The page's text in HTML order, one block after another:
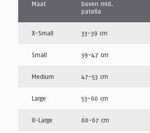
Maat
boven mid.
patella
X-Small 33-39 cm
Small 39-47 cm
Medium 47-53 cm
Large 53-60 cm
X-Large 60-67 cm